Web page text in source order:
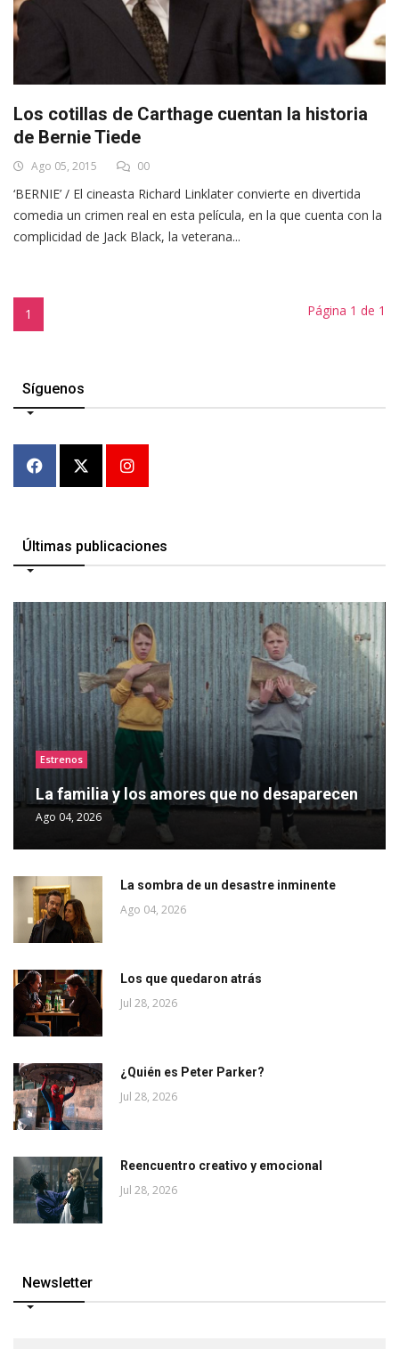
Los cotillas de Carthage cuentan la historia
de Bernie Tiede
Ago 05, 2015 00
‘BERNIE’ / El cineasta Richard Linklater convierte en divertida
comedia un crimen real en esta película, en la que cuenta con la
complicidad de Jack Black, la veterana...
1 Página 1 de 1
Síguenos
Últimas publicaciones
Estrenos
La familia y los amores que no desaparecen
Ago 04, 2026
La sombra de un desastre inminente
Ago 04, 2026
Los que quedaron atrás
Jul 28, 2026
¿Quién es Peter Parker?
Jul 28, 2026
Reencuentro creativo y emocional
Jul 28, 2026
Newsletter